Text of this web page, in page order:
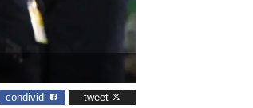
condividi tweet